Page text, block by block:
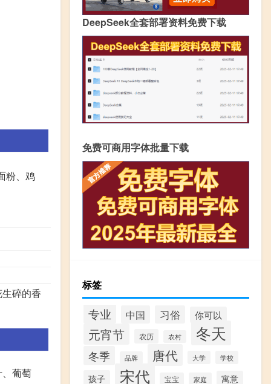
粉、鸡
碎的香
葡萄
DeepSeek全套部署资料免费下载
免费可商用字体批量下载
标签
专业 中国 习俗 你可以
元宵节 农历 农村 冬天
冬季 品牌 唐代 大学 学校
孩子 宋代 宝宝 家庭 寓意